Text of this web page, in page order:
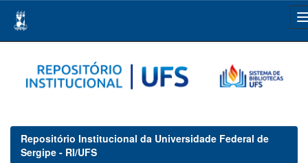
navigation
Repositório Institucional da Universidade Federal de
Sergipe - RI/UFS